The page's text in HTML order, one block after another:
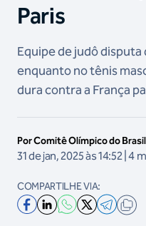
Paris
Equipe de judô disputa
enquanto no tênis
dura contra a França
Por Comitê Olímpico do Brasil
31 de jan, 2025 às 14:52 | 4
COMPARTILHE VIA: